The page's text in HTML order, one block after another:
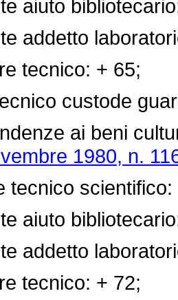
aiuto
addetto
tecnico: + 65;
custode
ai beni
1980, n.
scientifico:
aiuto
addetto
tecnico: + 72;